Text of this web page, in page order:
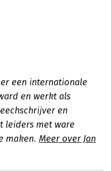
een internationale
en werkt als
en
leiders met ware
maken. Meer over Jan